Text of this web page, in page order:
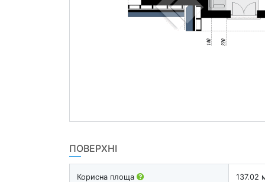
ПОВЕРХНІ
Корисна площа 137.02